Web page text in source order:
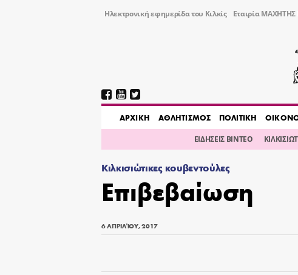
Ηλεκτρονική εφημερίδα του Κιλκίς Εταιρία ΜΑΧΗΤΗΣ
AΡΧΙΚΗ ΑΘΛΗΤΙΣΜΟΣ ΠΟΛΙΤΙΚΗ
ΕΙΔΗΣΕΙΣ ΒΙΝΤΕΟ
Κιλκισιώτικες κουβεντούλες
Επιβεβαίωση
6 ΑΠΡΙΛΊΟΥ, 2017